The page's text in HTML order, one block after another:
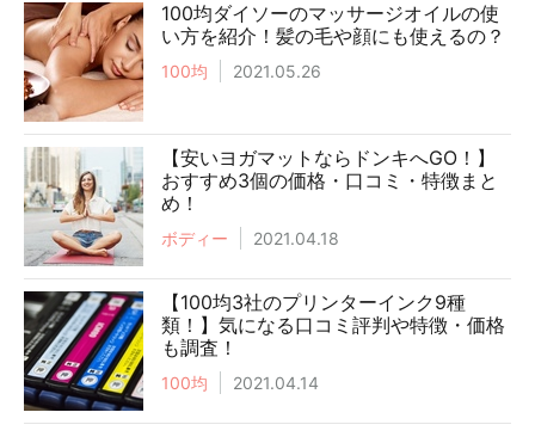
100均ダイソーのマッサージオイルの使
い方を紹介！髪の毛や顔にも使えるの？
100均 2021.05.26
【安いヨガマットならドンキへGO！】
おすすめ3個の価格・口コミ・特徴まと
め！
ボディー 2021.04.18
【100均3社のプリンターインク9種
類！】気になる口コミ評判や特徴・価格
も調査！
100均 2021.04.14